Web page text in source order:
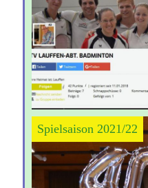
Spielsaison 2021/22